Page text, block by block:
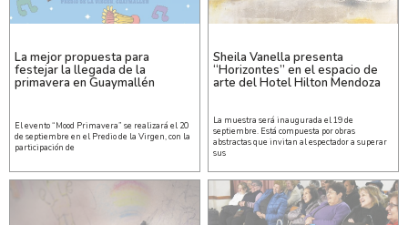
La mejor propuesta para
festejar la llegada de la
primavera en Guaymallén
El evento “Mood Primavera” se realizará el 20
de septiembre en el Predio de la Virgen, con la
participación de
Sheila Vanella presenta
“Horizontes” en el espacio de
arte del Hotel Hilton Mendoza
La muestra será inaugurada el 19 de
septiembre. Está compuesta por obras
abstractas que invitan al espectador a superar
sus